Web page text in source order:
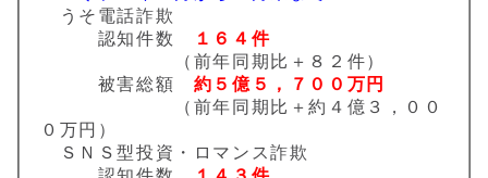
うそ電話詐欺
認知件数
１６４件
（前年同期比＋８２件）
被害総額 約５億５，７００万円
（前年同期比＋約４億３，００
０万円）
ＳＮＳ型投資・ロマンス詐欺